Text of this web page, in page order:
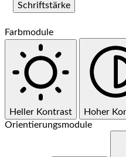
Schriftstärke
Farbmodule
Heller Kontrast Hoher
Orientierungsmodule